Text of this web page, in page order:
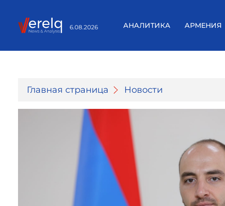
6.08.2026 АНАЛИТИКА АРМЕНИЯ
Главная страница Новости